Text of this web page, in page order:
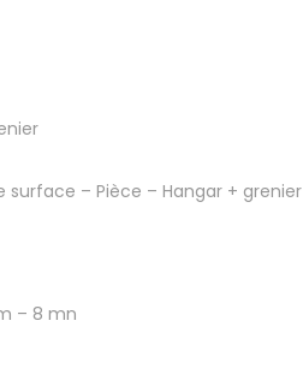
– Pièce – Hangar + grenier
– 8 mn